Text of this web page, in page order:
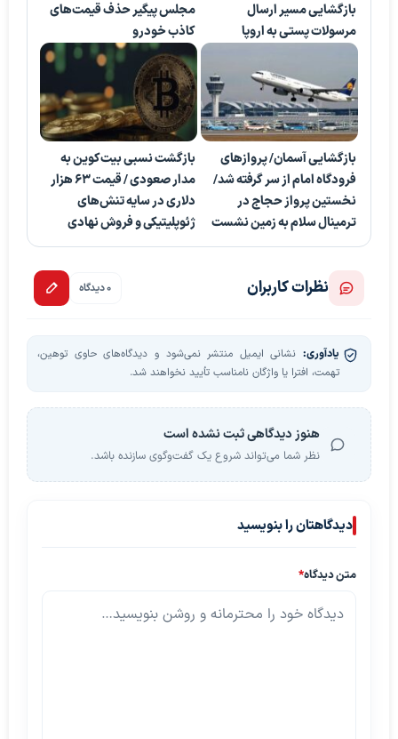
بازگشایی مسیر ارسال
مرسولات پستی به اروپا
مجلس پیگیر حذف قیمت‌های
کاذب خودرو
بازگشایی آسمان/ پروازهای
فرودگاه امام از سر گرفته شد/
نخستین پرواز حجاج در
ترمینال سلام به زمین نشست
بازگشت نسبی بیت‌کوین به
مدار صعودی / قیمت ۶۳ هزار
دلاری در سایه تنش‌های
ژئوپلیتیکی و فروش نهادی
نظرات کاربران 0 دیدگاه
یادآوری: نشانی ایمیل منتشر نمی‌شود و دیدگاه‌های حاوی توهین،
تهمت، افترا یا واژگان نامناسب تأیید نخواهند شد.
هنوز دیدگاهی ثبت نشده است
نظر شما می‌تواند شروع یک گفت‌وگوی سازنده باشد.
دیدگاهتان را بنویسید
متن دیدگاه*